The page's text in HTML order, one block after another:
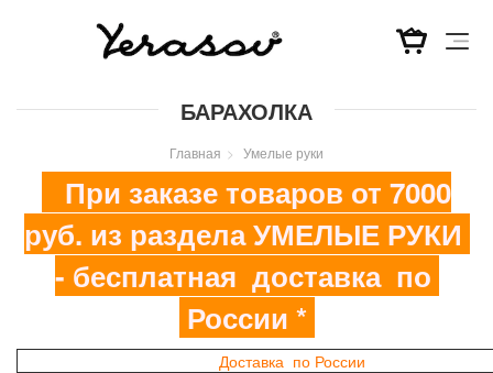
БАРАХОЛКА
Главная Умелые руки
При заказе товаров от 7000
руб. из раздела УМЕЛЫЕ РУКИ
- бесплатная доставка по
России *
Доставка по России